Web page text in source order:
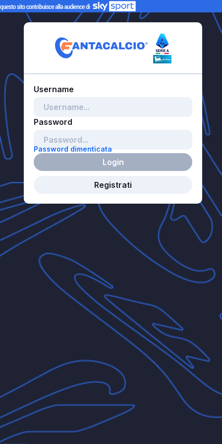
Password dimenticata
Login
Registrati